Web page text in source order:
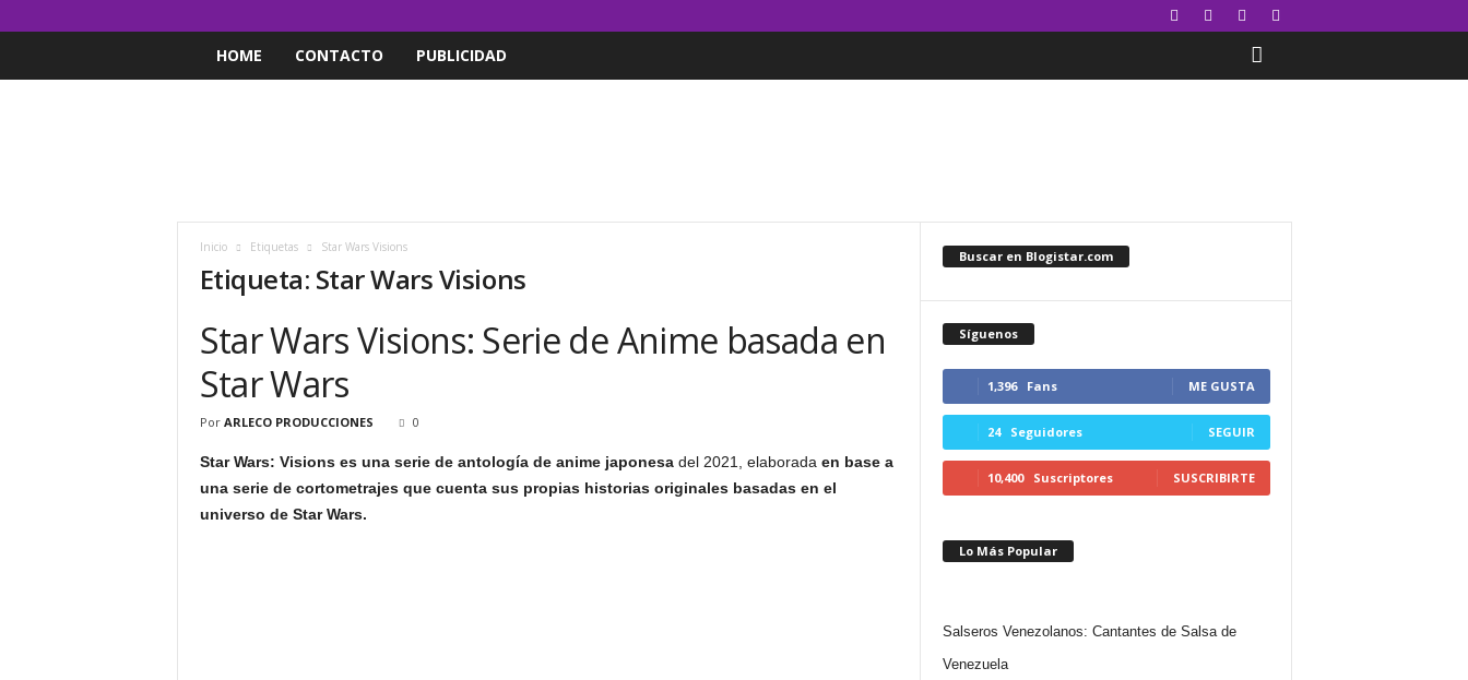
HOME CONTACTO PUBLICIDAD
Inicio Etiquetas Star Wars Visions
Etiqueta: Star Wars Visions
Star Wars Visions: Serie de Anime basada en
Star Wars
Por ARLECO PRODUCCIONES 0
Star Wars: Visions es una serie de antología de anime japonesadel 2021, elaborada en base a
una serie de cortometrajes que cuenta sus propias historias originales basadas en el
universo de Star Wars.
Buscar en Blogistar.com
Síguenos
1,396 Fans ME GUSTA
24 Seguidores SEGUIR
10,400 Suscriptores SUSCRIBIRTE
Lo Más Popular
Salseros Venezolanos: Cantantes de Salsa de
Venezuela